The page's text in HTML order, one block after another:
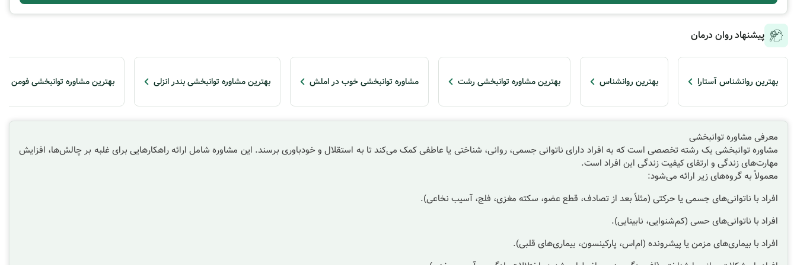
پیشنهاد روان درمان
بهترین روانشناس آستارا بهترین روانشناس بهترین مشاوره توانبخشی رشت مشاوره توانبخشی خوب در املش بهترین مشاوره توانبخشی بندر انزلی بهترین مشاوره توانبخشی فومن
معرفی مشاوره توانبخشی
مشاوره توانبخشی یک رشته تخصصی است که به افراد دارای ناتوانی جسمی، روانی، شناختی یا عاطفی کمک می‌کند تا به استقلال و خودباوری برسند. این مشاوره شامل ارائه راهکارهایی برای غلبه بر چالش‌ها، افزایش
مهارت‌های زندگی و ارتقای کیفیت زندگی این افراد است.
معمولاً به گروه‌های زیر ارائه می‌شود:
افراد با ناتوانی‌های جسمی یا حرکتی (مثلاً بعد از تصادف، قطع عضو، سکته مغزی، فلج، آسیب نخاعی).
افراد با ناتوانی‌های حسی (کم‌شنوایی، نابینایی).
افراد با بیماری‌های مزمن یا پیشرونده (ام‌اس، پارکینسون، بیماری‌های قلبی).